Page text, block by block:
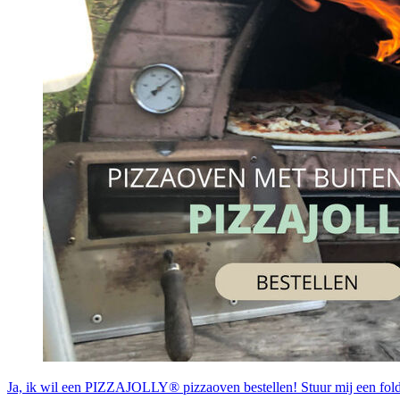
Ja, ik wil een PIZZAJOLLY® pizzaoven bestellen! Stuur mij een